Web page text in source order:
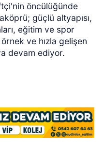
öncülüğünde
güçlü altyapısı,
eğitim ve spor
örnek ve hızla gelişen
devam ediyor.